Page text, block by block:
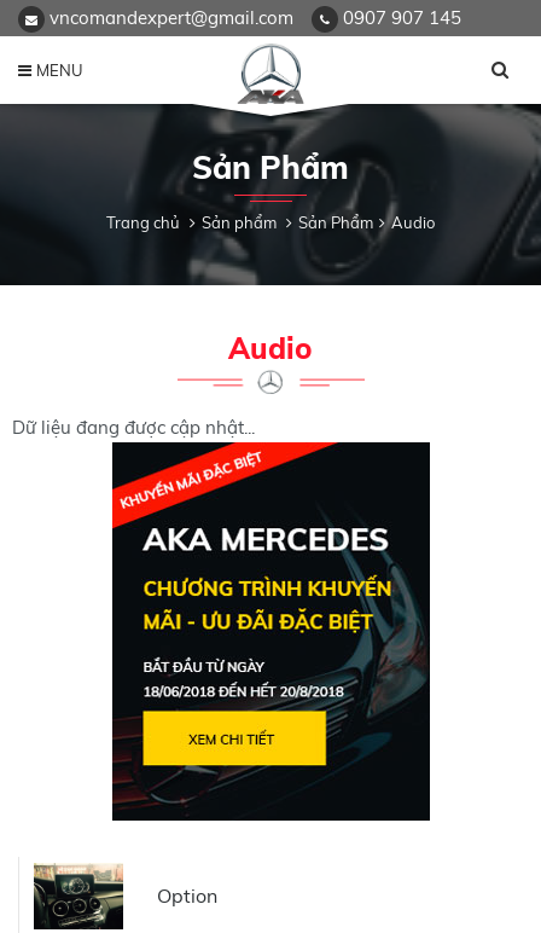
vncomandexpert@gmail.com 0907 907 145
MENU
Sản Phẩm
Trang chủ Sản phẩm Sản Phẩm Audio
Audio
Dữ liệu đang được cập nhật...
Option